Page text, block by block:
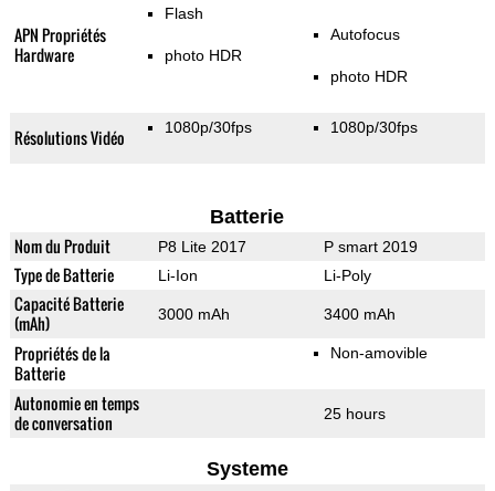
APN Propriétés
Hardware
Flash
photo HDR
Autofocus
photo HDR
Résolutions Vidéo 1080p/30fps 1080p/30fps
Batterie
Nom du Produit P8 Lite 2017 P smart 2019
Type de Batterie Li-Ion Li-Poly
Capacité Batterie
(mAh)
3000 mAh 3400 mAh
Propriétés de la
Batterie
Non-amovible
Autonomie en temps
de conversation
25 hours
Systeme